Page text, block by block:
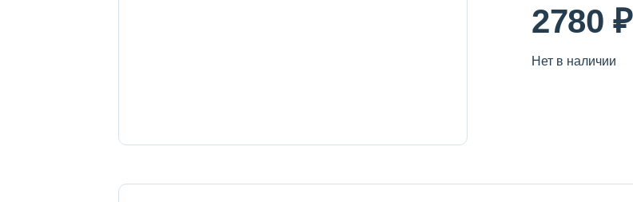
2780 ₽
Нет в наличии